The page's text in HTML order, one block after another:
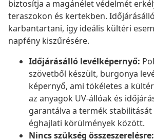
biztosítja a magánélet védelmét
teraszokon és kertekben.
karbantartani, így ideális kültéri
napfény kiszűrésére.
Időjárásálló levélképernyő:
szövetből készült, burgonya
képernyő, ami tökéletes a
az anyagok UV-állóak és
garantálva a termék
éghajlati körülmények között.
Nincs szükség összeszerelésre: